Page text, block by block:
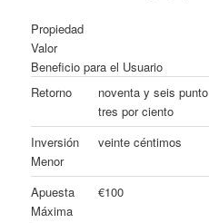
Propiedad
Valor
Beneficio para el Usuario
Retorno
noventa y seis punto
tres por ciento
Inversión
Menor
veinte céntimos
Apuesta
Máxima
€100